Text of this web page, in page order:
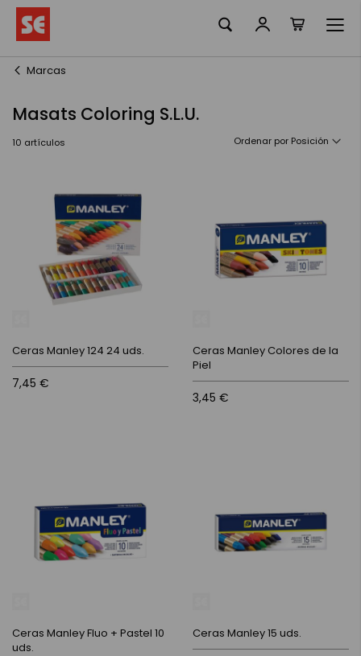
contenido
Marcas
Masats Coloring S.L.U.
10 artículos Ordenar por
Ceras Manley 124 24 uds.
7,45 €
Ceras Manley Colores de la
Piel
3,45 €
Ceras Manley Fluo + Pastel 10
uds.
Ceras Manley 15 uds.